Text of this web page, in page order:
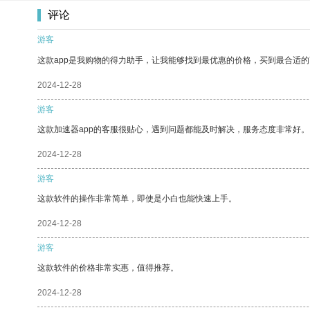
评论
游客
这款app是我购物的得力助手，让我能够找到最优惠的价格，买到最合适
2024-12-28
游客
这款加速器app的客服很贴心，遇到问题都能及时解决，服务态度非常好。
2024-12-28
游客
这款软件的操作非常简单，即使是小白也能快速上手。
2024-12-28
游客
这款软件的价格非常实惠，值得推荐。
2024-12-28